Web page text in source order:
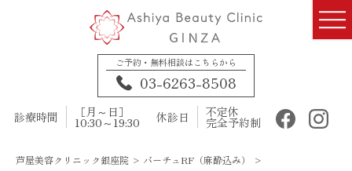
ご予約・無料相談はこちらから
03-6263-8508
診療時間 ［月～日］
10:30～19:30 休診日 不定休
完全予約制
芦屋美容クリニック銀座院 > バーチュRF（麻酔込み）
>